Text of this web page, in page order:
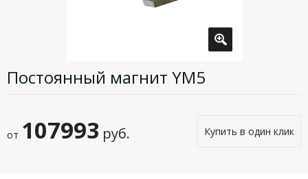
Постоянный магнит YM5
от 107993 руб. Купить в один клик